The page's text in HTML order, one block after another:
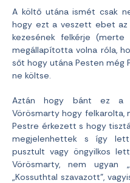
A költő utána ismét csak
hogy ezt a veszett ebet
kezesének felkérje
megállapította volna róla,
sőt hogy utána Pesten még
ne költse.
Aztán hogy bánt ez a
Vörösmarty hogy felkarolta,
Pestre érkezett s hogy
megjelenhettek s így
pusztult vagy öngyilkos
Vörösmarty, nem ugyan
„Kossuthtal szavazott”,